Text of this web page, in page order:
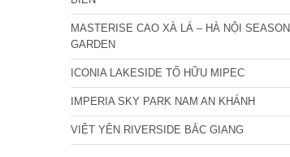
MASTERISE CAO XÀ LÁ – HÀ NỘI SEASON
GARDEN
ICONIA LAKESIDE TỐ HỮU MIPEC
IMPERIA SKY PARK NAM AN KHÁNH
VIỆT YÊN RIVERSIDE BẮC GIANG